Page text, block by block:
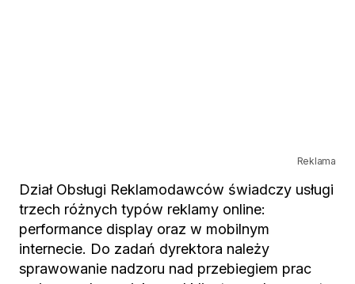
Reklama
Dział Obsługi Reklamodawców świadczy usługi
trzech różnych typów reklamy online:
performance display oraz w mobilnym
internecie. Do zadań dyrektora należy
sprawowanie nadzoru nad przebiegiem prac